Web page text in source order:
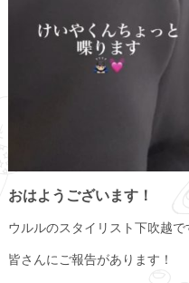
おはようございます！
ウルルのスタイリスト下吹越で
皆さんにご報告があります！